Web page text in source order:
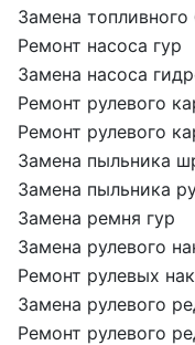
Замена топливного
Ремонт насоса гур
Замена насоса
Ремонт рулевого
Ремонт рулевого
Замена пыльника
Замена пыльника
Замена ремня гур
Замена рулевого
Ремонт рулевых
Замена рулевого
Ремонт рулевого